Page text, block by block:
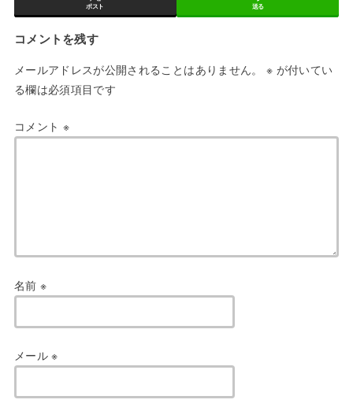
ポスト 送る
コメントを残す
メールアドレスが公開されることはありません。 ※ が付いてい
る欄は必須項目です
コメント ※
名前 ※
メール※